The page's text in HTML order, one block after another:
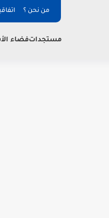
من نحن ؟
مستجداتفضاء